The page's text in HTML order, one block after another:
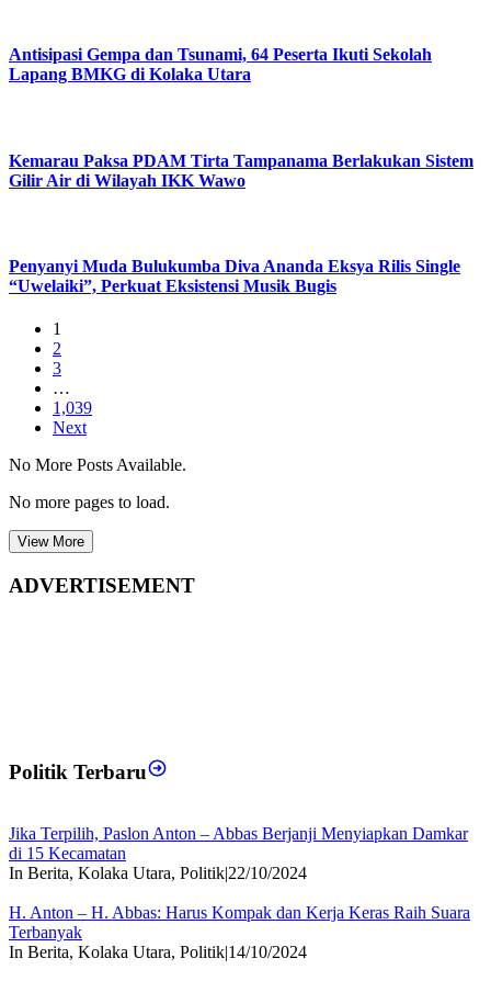
Antisipasi Gempa dan Tsunami, 64 Peserta Ikuti Sekolah
Lapang BMKG di Kolaka Utara
Kemarau Paksa PDAM Tirta Tampanama Berlakukan Sistem
Gilir Air di Wilayah IKK Wawo
Penyanyi Muda Bulukumba Diva Ananda Eksya Rilis Single
“Uwelaiki”, Perkuat Eksistensi Musik Bugis
1
2
3
…
1,039
Next
No More Posts Available.
No more pages to load.
View More
ADVERTISEMENT
Politik Terbaru
Jika Terpilih, Paslon Anton – Abbas Berjanji Menyiapkan Damkar
di 15 Kecamatan
In Berita, Kolaka Utara, Politik|22/10/2024
H. Anton – H. Abbas: Harus Kompak dan Kerja Keras Raih Suara
Terbanyak
In Berita, Kolaka Utara, Politik|14/10/2024